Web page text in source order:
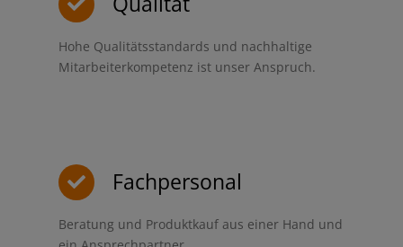
Hohe Qualitätsstandards und nachhaltige
Mitarbeiterkompetenz ist unser Anspruch.
Fachpersonal
Beratung und Produktkauf aus einer Hand und